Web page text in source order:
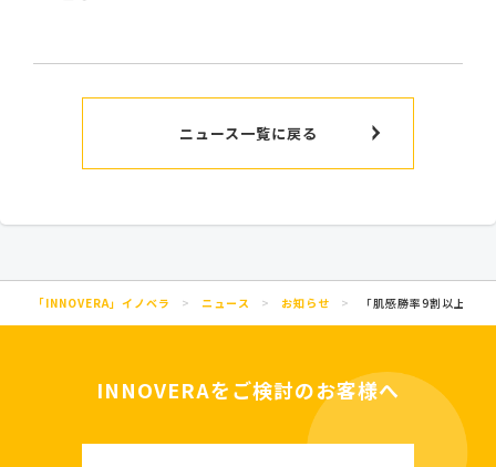
ニュース一覧に戻る
「INNOVERA」イノベラ > ニュース > お知らせ > 「肌感勝率9割以上で
INNOVERAをご検討のお客様へ